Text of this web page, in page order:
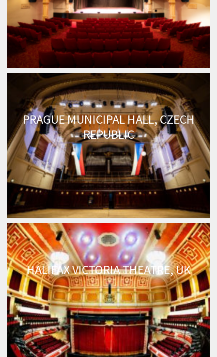
PRAGUE MUNICIPAL HALL, CZECH
REPUBLIC
HALIFAX VICTORIA THEATRE, UK